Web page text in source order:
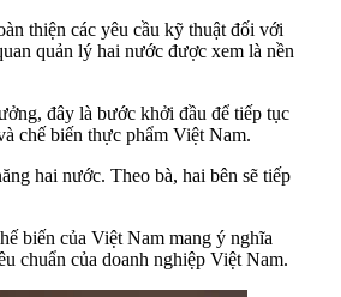
thiện các yêu cầu kỹ thuật đối với
quản lý hai nước được xem là nền
đây là bước khởi đầu để tiếp tục
chế biến thực phẩm Việt Nam.
hai nước. Theo bà, hai bên sẽ tiếp
biến của Việt Nam mang ý nghĩa
chuẩn của doanh nghiệp Việt Nam.